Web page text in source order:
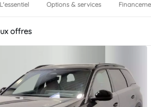
L'essentiel Options & services
offres